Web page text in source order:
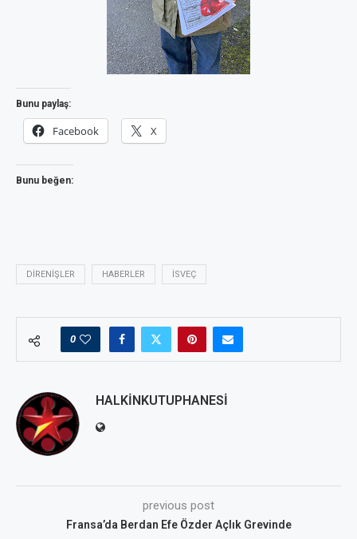
Bunu paylaş:
Facebook X
Bunu beğen:
DIRENIŞLER HABERLER İSVEÇ
0
HALKINKUTUPHANESI
previous post
Fransa’da Berdan Efe Özder Açlık Grevinde